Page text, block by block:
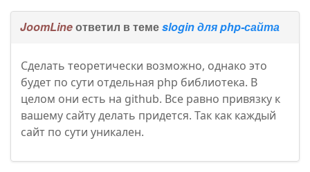
JoomLineответил в темеslogin для php-сайта
Сделать теоретически возможно, однако это
будет по сути отдельная php библиотека. В
целом они есть на github. Все равно привязку к
вашему сайту делать придется. Так как каждый
сайт по сути уникален.